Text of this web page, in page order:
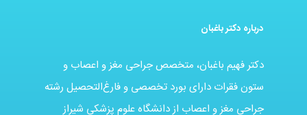
درباره دکتر باغبان
دکتر فهیم باغبان، متخصص جراحی مغز و اعصاب و
ستون فقرات دارای بورد تخصصی و فارغ‌التحصیل رشته
جراحی مغز و اعصاب از دانشگاه علوم پزشکی شیراز